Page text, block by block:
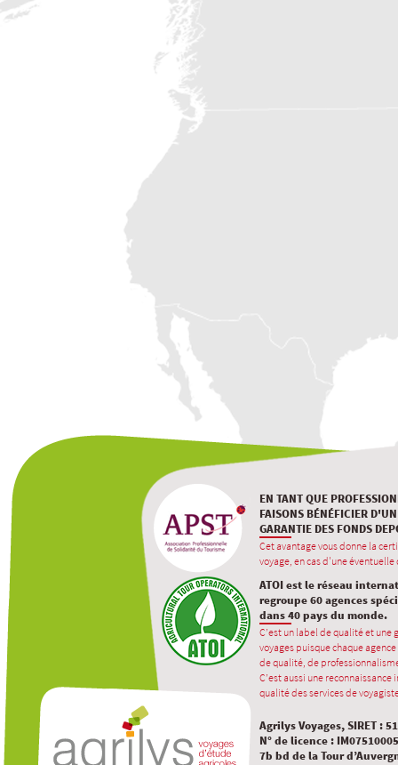
EN TANT QUE
FAISONS BÉNÉFICIER
GARANTIE DES FONDS
Cet avantage vous donne la
voyage, en cas d'une
ATOI est le réseau
regroupe 60 agences
dans 40 pays du monde.
C’est un label de qualité et
voyages puisque chaque
de qualité, de
C’est aussi une
qualité des services de
Agrilys Voyages, SIRET :
N° de licence :
7b bd de la Tour